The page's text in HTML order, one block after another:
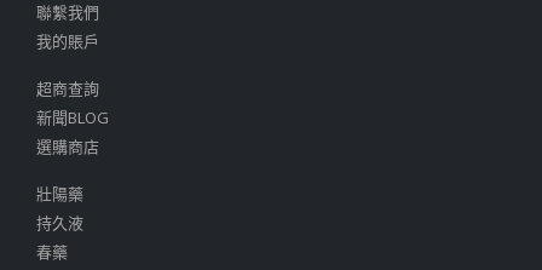
聯繫我們
我的賬戶
超商查詢
新聞BLOG
選購商店
壯陽藥
持久液
春藥